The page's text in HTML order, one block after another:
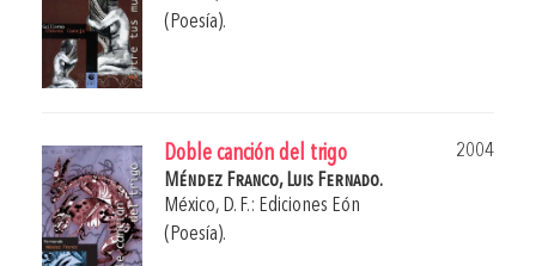
(Poesía).
Doble canción del trigo
2004
Méndez Franco, Luis Fernado.
México, D. F.: Ediciones Eón
(Poesía).